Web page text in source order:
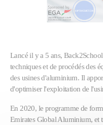
Lancé il y a 5 ans,
techniques et de procédés des
des usines d'aluminium. Il
d'optimiser l'exploitation de
En 2020, le programme de
Emirates Global Aluminium, et